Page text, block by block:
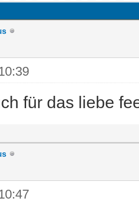
für das liebe